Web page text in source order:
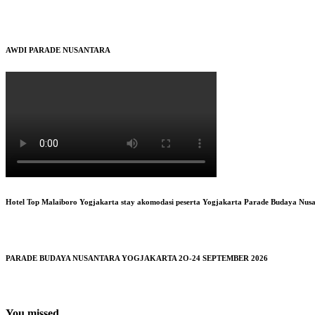
AWDI PARADE NUSANTARA
Hotel Top Malaiboro Yogjakarta stay akomodasi peserta Yogjakarta Parade Budaya
PARADE BUDAYA NUSANTARA YOGJAKARTA 2O-24 SEPTEMBER 2026